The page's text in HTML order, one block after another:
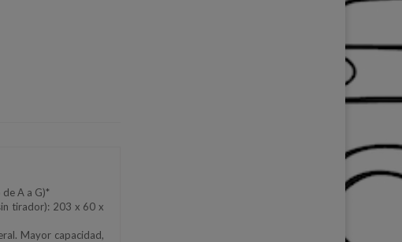
A a G)*
tirador): 203 x 60 x
Mayor capacidad,